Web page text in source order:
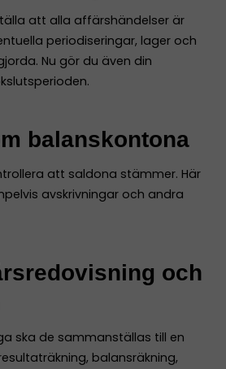
att alla affärshändelser är
periodiseringar, lager och
Nu gör du även din
balanskontona
att saldona stämmer. Här
avskrivningar och andra
och
ska de sammanställas till en
balansräkning,